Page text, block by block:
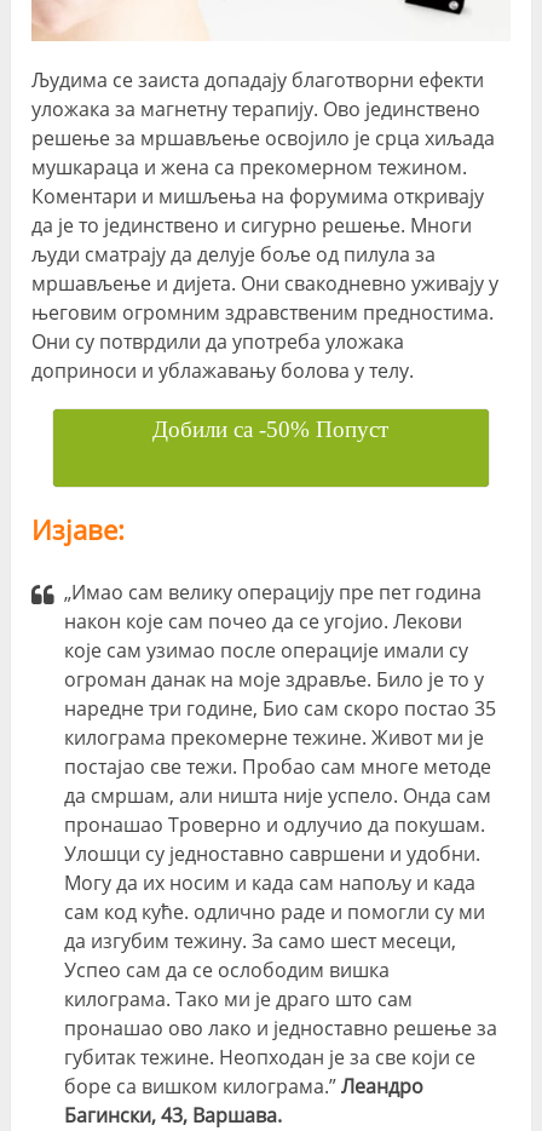
Људима се заиста допадају благотворни ефекти
уложака за магнетну терапију. Ово јединствено
решење за мршављење освојило је срца хиљада
мушкараца и жена са прекомерном тежином.
Коментари и мишљења на форумима откривају
да је то јединствено и сигурно решење. Многи
људи сматрају да делује боље од пилула за
мршављење и дијета. Они свакодневно уживају у
његовим огромним здравственим предностима.
Они су потврдили да употреба уложака
доприноси и ублажавању болова у телу.
Добили са -50% Попуст
Изјаве:
„Имао сам велику операцију пре пет година
након које сам почео да се угојио. Лекови
које сам узимао после операције имали су
огроман данак на моје здравље. Било је то у
наредне три године, Био сам скоро постао 35
килограма прекомерне тежине. Живот ми је
постајао све тежи. Пробао сам многе методе
да смршам, али ништа није успело. Онда сам
пронашао Троверно и одлучио да покушам.
Улошци су једноставно савршени и удобни.
Могу да их носим и када сам напољу и када
сам код куће. одлично раде и помогли су ми
да изгубим тежину. За само шест месеци,
Успео сам да се ослободим вишка
килограма. Тако ми је драго што сам
пронашао ово лако и једноставно решење за
губитак тежине. Неопходан је за све који се
боре са вишком килограма.”Леандро
Багински, 43, Варшава.